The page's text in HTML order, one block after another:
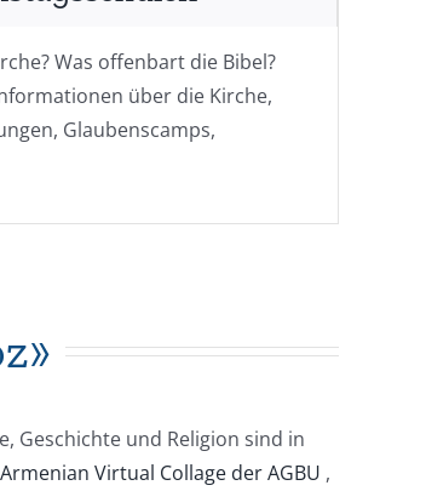
Was offenbart die Bibel?
über die Kirche,
Glaubenscamps,
Geschichte und Religion sind in
Armenian Virtual Collage der AGBU ,